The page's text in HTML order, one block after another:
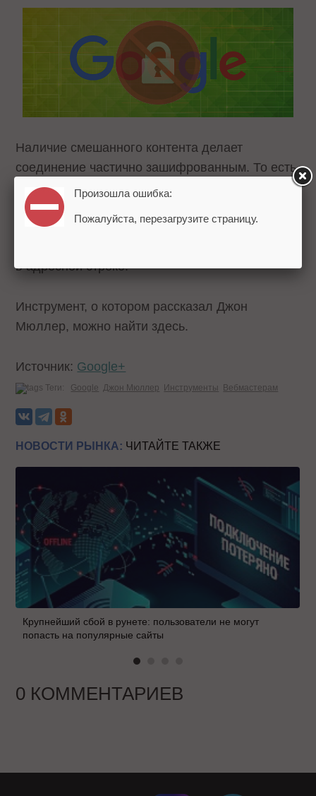
Наличие смешанного контента делает
соединение частично зашифрованным. То есть,
то, что передается по HTTP можно
перехватить. Браузеры расценивают такое
соединение как незащищенное, о чем
в адресной строке.
Инструмент, о котором рассказал Джон
Мюллер, можно найти здесь.
Источник: Google+
Теги: Google Джон Мюллер Инструменты Вебмастерам
НОВОСТИ РЫНКА: ЧИТАЙТЕ ТАКЖЕ
Крупнейший сбой в рунете: пользователи не могут
попасть на популярные сайты
0 КОММЕНТАРИЕВ
Произошла ошибка:
Пожалуйста, перезагрузите страницу.